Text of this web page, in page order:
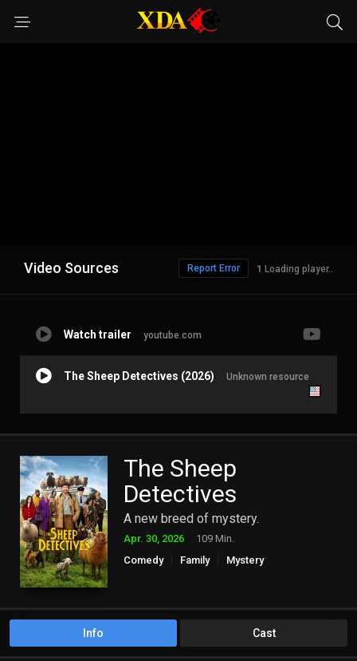
Video Sources Loading player..
Report Error
Watch trailer youtube.com
The Sheep Detectives (2026) Unknown resource
The Sheep
Detectives
A new breed of mystery.
Apr. 30, 2026
109 Min.
Comedy
Family Mystery
Info Cast